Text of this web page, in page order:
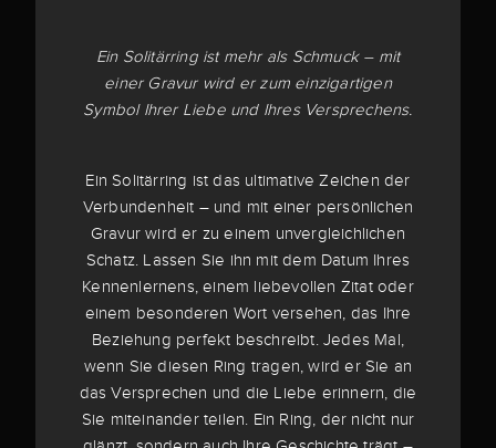
Ein Solitärring ist mehr als Schmuck – mit
einer Gravur wird er zum einzigartigen
Symbol Ihrer Liebe und Ihres Versprechens.
Ein Solitärring ist das ultimative Zeichen der
Verbundenheit – und mit einer persönlichen
Gravur wird er zu einem unvergleichlichen
Schatz. Lassen Sie ihn mit dem Datum Ihres
Kennenlernens, einem liebevollen Zitat oder
einem besonderen Wort versehen, das Ihre
Beziehung perfekt beschreibt. Jedes Mal,
wenn Sie diesen Ring tragen, wird er Sie an
das Versprechen und die Liebe erinnern, die
Sie miteinander teilen. Ein Ring, der nicht nur